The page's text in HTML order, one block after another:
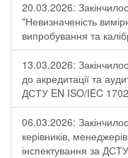
20.03.2026:
"Невизначеність
випробування та
13.03.2026:
до акредитації та
ДСТУ EN ISO/IEC
06.03.2026:
керівників,
інспектування за